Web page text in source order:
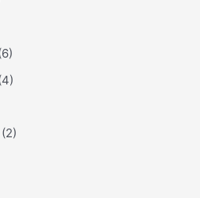
(2)